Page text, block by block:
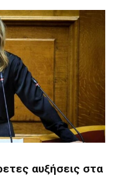
αυξήσεις στα